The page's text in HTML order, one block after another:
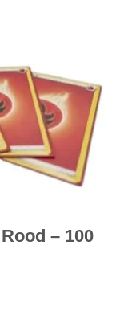
– 100